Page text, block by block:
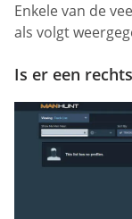
Enkele van de
als volgt
Is er een